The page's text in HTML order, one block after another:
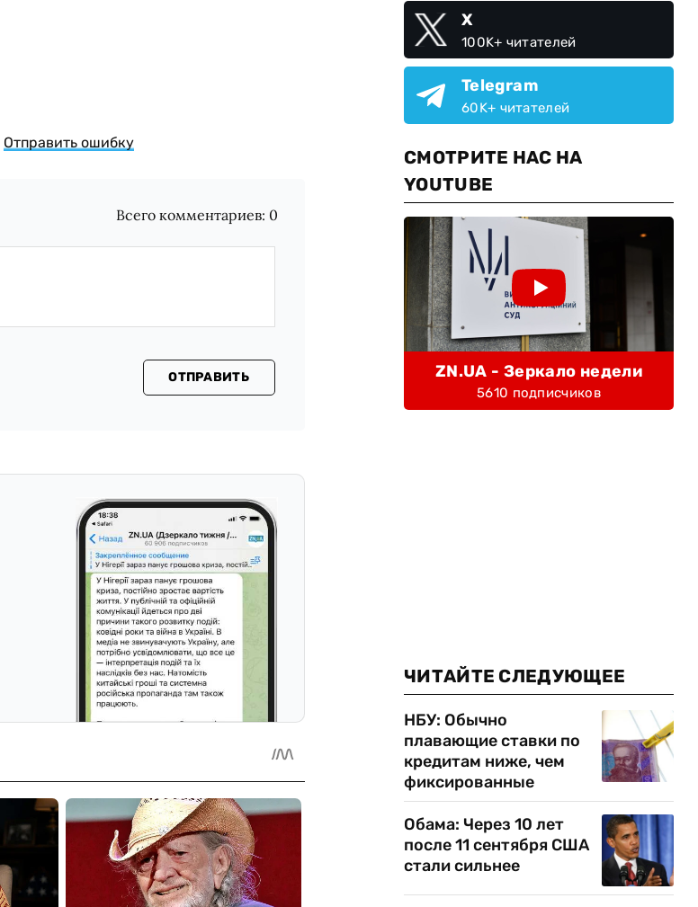
Отправить ошибку
Всего комментариев: 0
ОТПРАВИТЬ
X
100K+ читателей
Telegram
60K+ читателей
СМОТРИТЕ НАС НА
YOUTUBE
ZN.UA - Зеркало недели
5610 подписчиков
ЧИТАЙТЕ СЛЕДУЮЩЕЕ
НБУ: Обычно
плавающие ставки по
кредитам ниже, чем
фиксированные
Обама: Через 10 лет
после 11 сентября США
стали сильнее